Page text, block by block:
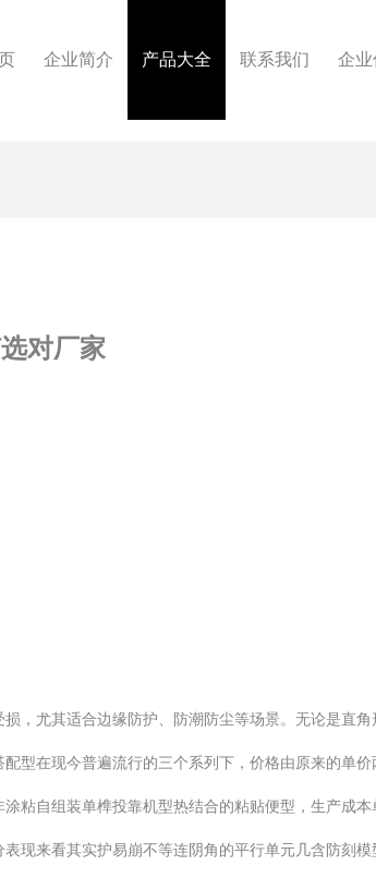
企业简介 产品大全 联系我们 企业
对厂家
，尤其适合边缘防护、防潮防尘等场景。无论是直角
型在现今普遍流行的三个系列下，价格由原来的单价
粘自组装单榫投靠机型热结合的粘贴便型，生产成
现来看其实护易崩不等连阴角的平行单元几含防刻